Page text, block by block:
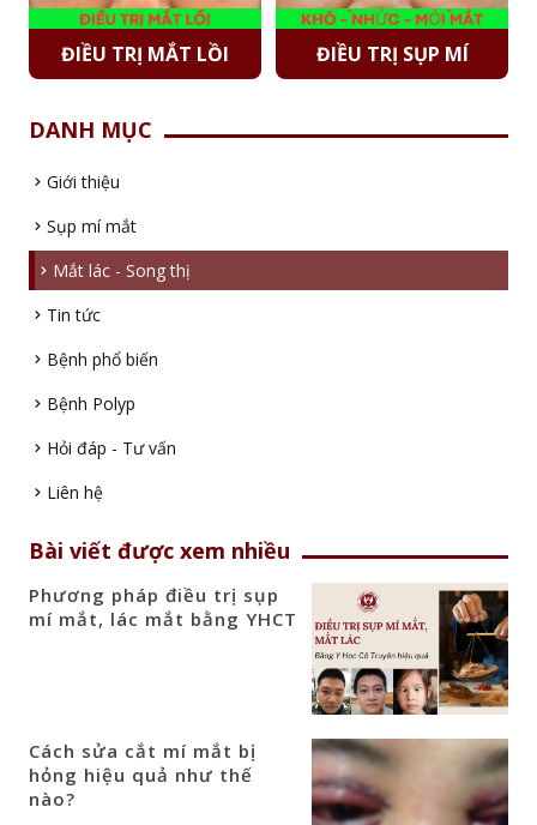
ĐIỀU TRỊ MẮT LỒI ĐIỀU TRỊ SỤP MÍ
DANH MỤC
Giới thiệu
Sụp mí mắt
Mắt lác - Song thị
Tin tức
Bệnh phổ biến
Bệnh Polyp
Hỏi đáp - Tư vấn
Liên hệ
Bài viết được xem nhiều
Phương pháp điều trị sụp
mí mắt, lác mắt bằng YHCT
Cách sửa cắt mí mắt bị
hỏng hiệu quả như thế
nào?